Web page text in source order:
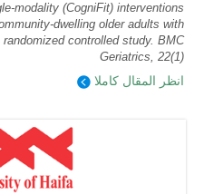
modality (CogniFit) interventions
dwelling older adults with
controlled study. BMC
Geriatrics, 22(1)
انظر المقال كاملا